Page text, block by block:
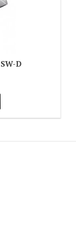
D